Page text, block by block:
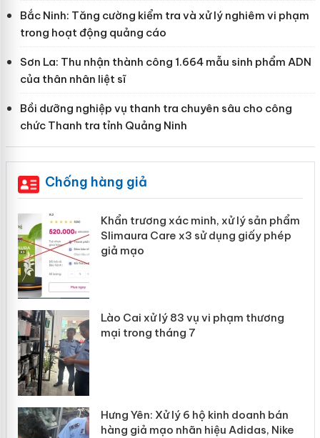
Bắc Ninh: Tăng cường kiểm tra và xử lý nghiêm vi phạm
trong hoạt động quảng cáo
Sơn La: Thu nhận thành công 1.664 mẫu sinh phẩm ADN
của thân nhân liệt sĩ
Bồi dưỡng nghiệp vụ thanh tra chuyên sâu cho công
chức Thanh tra tỉnh Quảng Ninh
Chống hàng giả
Khẩn trương xác minh, xử lý sản phẩm
Slimaura Care x3 sử dụng giấy phép
giả mạo
Lào Cai xử lý 83 vụ vi phạm thương
mại trong tháng 7
Hưng Yên: Xử lý 6 hộ kinh doanh bán
hàng giả mạo nhãn hiệu Adidas, Nike